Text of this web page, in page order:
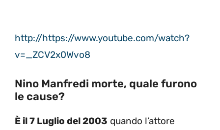
http://https://www.youtube.com/watch?
v=_ZCV2x0Wvo8
Nino Manfredi morte, quale furono
le cause?
È il 7 Luglio del 2003 quando l’attore